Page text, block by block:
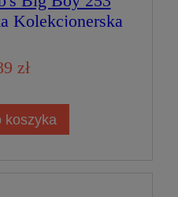
Kolekcjonerska
zł
koszyka